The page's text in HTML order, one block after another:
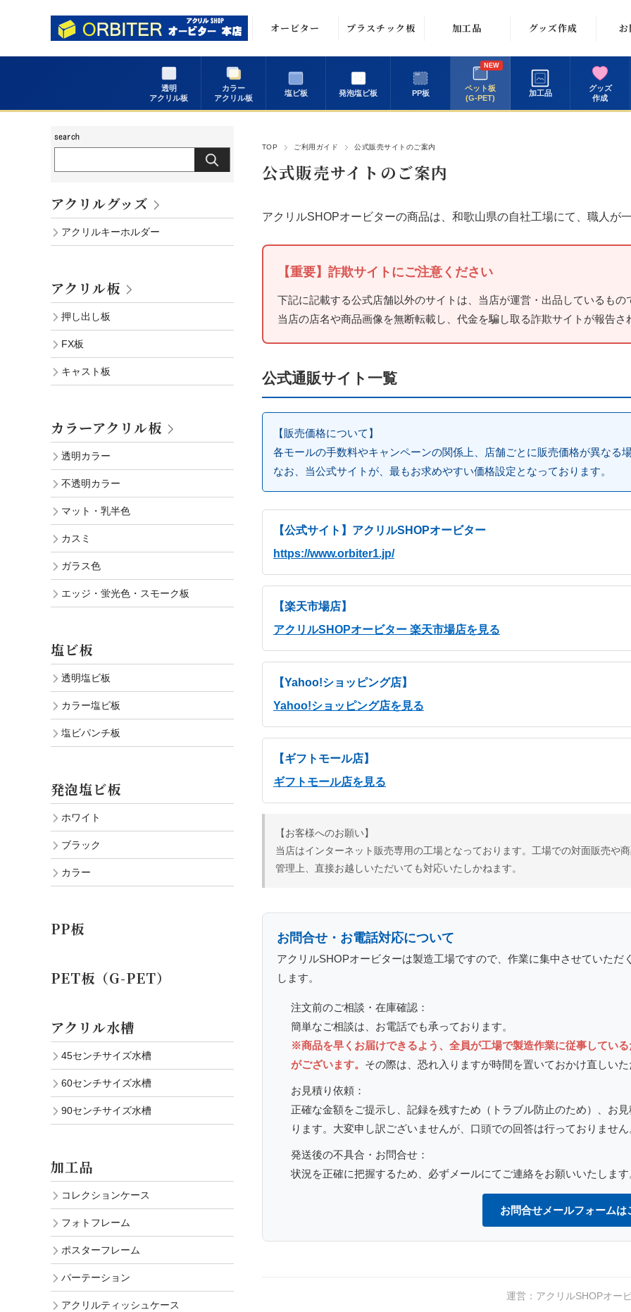
オービター
会社概要
プラスチック板
カラーアクリル
板
塩ビ板
発泡塩ビ板
加工品
フォトフレーム
ポスターフレー
ム
コレクションケ
HAMANAKA
グッズ作成
アクスタ
メー
FAX
お
透明
アクリル板
カラー
アクリル板
塩ビ板 発泡塩ビ板 PP板
NEW
ペット板
(G-PET)
加工品
グッズ
作成
TOP ご利用ガイド 公式販売サイトのご案内
公式販売サイトのご案内
アクリルSHOPオービターの商品は、和歌山県の自社工場にて、職人が
【重要】詐欺サイトにご注意ください
下記に記載する公式店舗以外のサイトは、当店が運営・出品しているもの
当店の店名や商品画像を無断転載し、代金を騙し取る詐欺サイト が報告さ
公式通販サイト一覧
【販売価格について】
各モールの手数料やキャンペーンの関係上、店舗ごとに販売価格が異なる
なお、 当公式サイトが、最もお求めやすい価格設定となっております。
【公式サイト】アクリルSHOPオービター
https://www.orbiter1.jp/
【楽天市場店】
アクリルSHOPオービター 楽天市場店を見る
【Yahoo!ショッピング店】
Yahoo!ショッピング店を見る
【ギフトモール店】
ギフトモール店を見る
【お客様へのお願い】
当店はインターネット販売専用の工場となっております。工場での対面販売や
管理上、直接お越しいただいても対応いたしかねます。
お問合せ・お電話対応について
アクリルSHOPオービターは製造工場ですので、作業に集中させていた
します。
注文前のご相談・在庫確認：
簡単なご相談は、お電話でも承っております。
※商品を早くお届けできるよう、全員が工場で製造作業に従事してい
がございます。 その際は、恐れ入りますが時間を置いておかけ直しい
お見積り依頼：
正確な金額をご提示し、記録を残すため（トラブル防止のため）、 お
ります。大変申し訳ございませんが、口頭での回答は行っておりません
発送後の不具合・お問合せ：
状況を正確に把握するため、 必ずメールにてご連絡をお願いいたします
お問合せメールフォームは
運営：アクリルSHOPオー
アクリルグッズ
アクリルキーホルダー
アクリル板
押し出し板
FX板
キャスト板
カラーアクリル板
透明カラー
不透明カラー
マット・乳半色
カスミ
ガラス色
エッジ・蛍光色・スモーク板
塩ビ板
透明塩ビ板
カラー塩ビ板
塩ビパンチ板
発泡塩ビ板
ホワイト
ブラック
カラー
PP板
PET板（G-PET）
アクリル水槽
45センチサイズ水槽
60センチサイズ水槽
90センチサイズ水槽
加工品
コレクションケース
フォトフレーム
ポスターフレーム
パーテーション
アクリルティッシュケース